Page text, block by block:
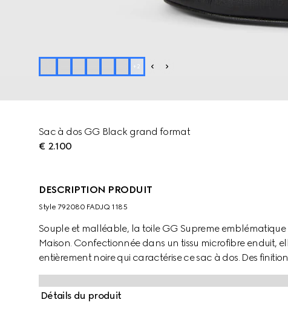
+ 2
Sac à dos GG Black grand format
€ 2.100
DESCRIPTION PRODUIT
Style ‎792080 FADJQ 1185
Souple et malléable, la toile GG Supreme
Maison. Confectionnée dans un tissu microfibre enduit,
entièrement noire qui caractérise ce sac à dos. Des
le modèle, tandis que la bande Web issue des archives
Détails du produit